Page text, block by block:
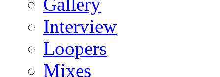
Gallery
Interview
Loopers
Mixes